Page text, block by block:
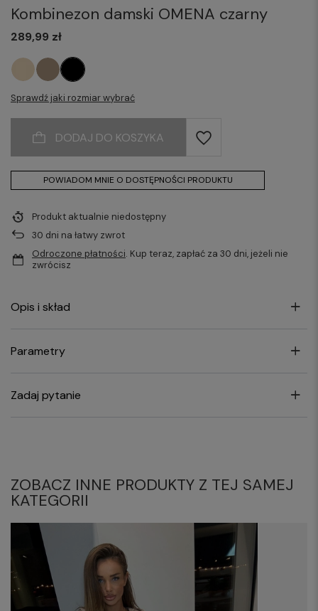
Kombinezon damski OMENA czarny
Sprawdź jaki rozmiar wybrać
289,99 zł
DODAJ DO KOSZYKA
POWIADOM MNIE O DOSTĘPNOŚCI PRODUKTU
Produkt aktualnie niedostępny
30 dni na łatwy zwrot
Odroczone płatności. Kup teraz, zapłać za 30 dni, jeżeli nie
zwrócisz
Opis i skład
Parametry
Zadaj pytanie
ZOBACZ INNE PRODUKTY Z TEJ SAMEJ
KATEGORII